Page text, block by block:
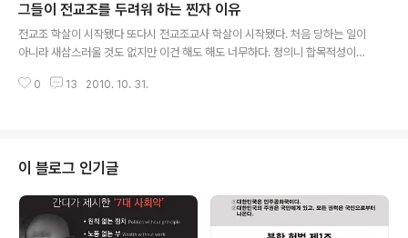
밖에 없잖아요? 그렇게 되면 지원이 절실한 저소득층 학생
들의 혜택을 빼앗아가는 꼴이 되지 않습니까?” “'헌법에 초
중등교육은 무상으로 한다'고 되어 있지 않습니까? 공짜 밥
모들을 걱정시키지 않습니까? 아침도 먹지 않고 등교하는
그들이 전교조를 두려워 하는 찐자 이유
전교조 학살이 시작됐다 또다시 전교조교사 학살이 시작됐다. 처음 당하는 일이
아니라 새삼스러울 것도 없지만 이건 해도 해도 너무하다. 정의니 합목적성이니
당에 후원금을 낸 교사들에게 ‘교원의 정치적 중립’ 어쩌고 하면서 칼을 뽑아 든
교조 죽이기에 나선 것이다. 민주주의나 민족교육을 하면 빨갱이가 되는 사연
누명에서 벗어날 길을 없을까? 결론적으로 말하면 전교조는 우리교육을 결딴
낼 위험한 존재가 된지 오래..
0 13 2010. 10. 31.
이 블로그 인기글